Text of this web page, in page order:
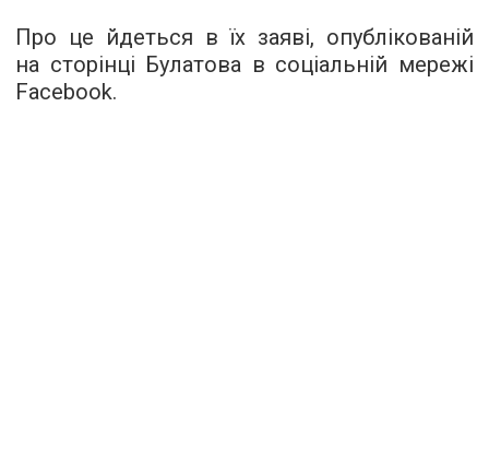
Про це йдеться в їх заяві, опублікованій
на сторінці Булатова в соціальній мережі
Facebook.